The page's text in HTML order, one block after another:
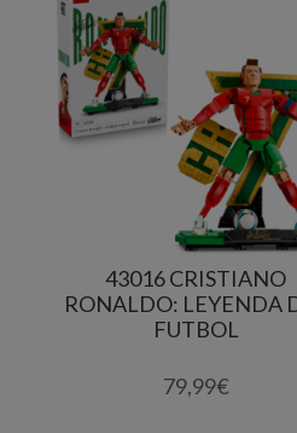
43016 CRISTIANO
RONALDO: LEYENDA
FUTBOL
79,99€